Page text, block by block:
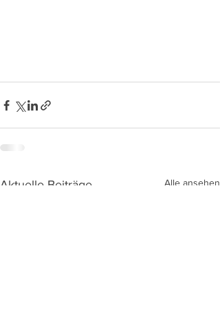
Aktuelle Beiträge Alle ansehen